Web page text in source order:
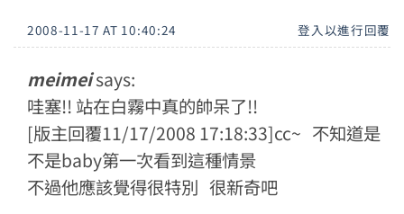
2008-11-17 AT 10:40:24 登入以進行回覆
meimeisays:
哇塞!! 站在白霧中真的帥呆了!!
[版主回覆11/17/2008 17:18:33]cc~ 不知道是
不是baby第一次看到這種情景
不過他應該覺得很特別 很新奇吧